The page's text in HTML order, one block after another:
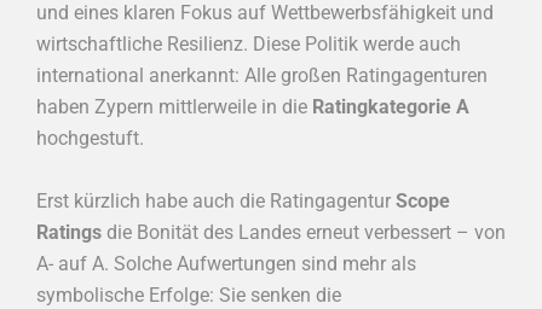
und eines klaren Fokus auf Wettbewerbsfähigkeit und
wirtschaftliche Resilienz. Diese Politik werde auch
international anerkannt: Alle großen Ratingagenturen
haben Zypern mittlerweile in die Ratingkategorie A
hochgestuft.
Erst kürzlich habe auch die Ratingagentur Scope
Ratings die Bonität des Landes erneut verbessert – von
A- auf A. Solche Aufwertungen sind mehr als
symbolische Erfolge: Sie senken die